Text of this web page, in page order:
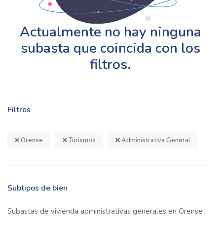
Filtros
Orense Turismos Administrativa General
Subtipos de bien
Subastas de vivienda administrativas generales en Orense
Actualmente no hay ninguna
subasta que coincida con los
filtros.